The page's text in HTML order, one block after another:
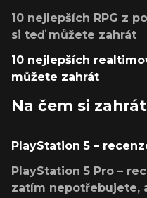
10 nejlepších RPG z
si teď můžete zahrát
10 nejlepších
můžete zahrát
Na čem si
PlayStation 5 –
PlayStation 5 Pro –
zatím nepotřebujete,